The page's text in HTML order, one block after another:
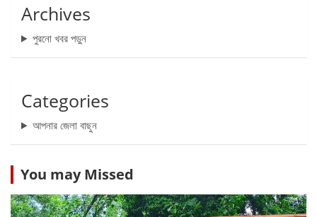
Archives
পুরনো খবর পড়ুন
Categories
আপনার জেলা বাছুন
You may Missed